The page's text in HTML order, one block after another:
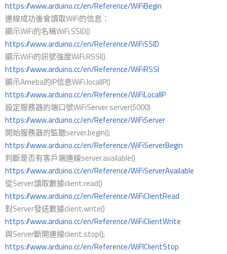
https://www.arduino.cc/en/Reference/WiFiBegin
連線成功後會讀取WiFi的信息：
顯示WiFi的名稱WiFi.SSID()
https://www.arduino.cc/en/Reference/WiFiSSID
顯示WiFi的訊號強度WiFi.RSSI()
https://www.arduino.cc/en/Reference/WiFiRSSI
顯示Ameba的IP信息WiFi.localIP()
https://www.arduino.cc/en/Reference/WiFiLocalIP
設定服務器的端口號WiFiServer server(5000)
https://www.arduino.cc/en/Reference/WiFiServer
開始服務器的監聽server.begin();
https://www.arduino.cc/en/Reference/WiFiServerBegin
判斷是否有客戶端連線server.available()
https://www.arduino.cc/en/Reference/WiFiServerAvailable
從Server讀取數據client.read()
https://www.arduino.cc/en/Reference/WiFiClientRead
對Server發送數據client.write()
https://www.arduino.cc/en/Reference/WiFiClientWrite
與Server斷開連線client.stop();
https://www.arduino.cc/en/Reference/WiFIClientStop